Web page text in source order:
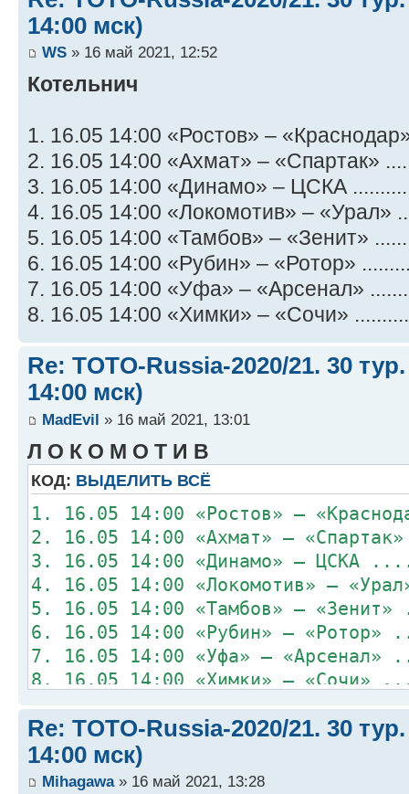
14:00 мск)
WS » 16 май 2021, 12:52
Котельнич
1. 16.05 14:00 «Ростов» –
2. 16.05 14:00 «Ахмат» – «Спартак»
3. 16.05 14:00 «Динамо» – ЦСКА
4. 16.05 14:00 «Локомотив» – «Урал»
5. 16.05 14:00 «Тамбов» – «Зенит»
6. 16.05 14:00 «Рубин» – «Ротор»
7. 16.05 14:00 «Уфа» – «Арсенал»
8. 16.05 14:00 «Химки» – «Сочи»
Re: TOTO-Russia-2020/21. 30
14:00 мск)
MadEvil » 16 май 2021, 13:01
Л О К О М О Т И В
КОД: ВЫДЕЛИТЬ ВСЁ
1. 16.05 14:00 «Ростов» –
2. 16.05 14:00 «Ахмат» –
3. 16.05 14:00 «Динамо» –
4. 16.05 14:00 «Локомотив» –
5. 16.05 14:00 «Тамбов» –
6. 16.05 14:00 «Рубин» –
7. 16.05 14:00 «Уфа» –
8. 16.05 14:00 «Химки» –
Re: TOTO-Russia-2020/21. 30
14:00 мск)
Mihagawa» 16 май 2021, 13:28